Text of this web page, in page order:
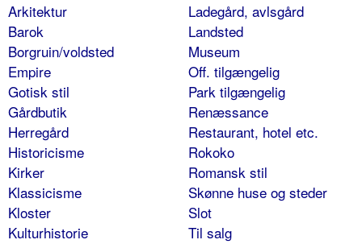
Arkitektur
Barok
Borgruin/voldsted
Empire
Gotisk stil
Gårdbutik
Herregård
Historicisme
Kirker
Klassicisme
Kloster
Kulturhistorie
Ladegård, avlsgård
Landsted
Museum
Off. tilgængelig
Park tilgængelig
Renæssance
Restaurant, hotel etc.
Rokoko
Romansk stil
Skønne huse og steder
Slot
Til salg